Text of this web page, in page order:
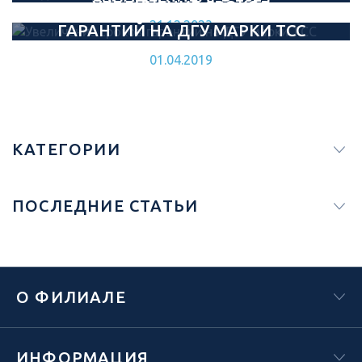
21.12.2023
УВЕЛИЧЕНИЕ СРОКОВ
ГАРАНТИЙ НА ДГУ МАРКИ ТСС
01.04.2019
КАТЕГОРИИ
ПОСЛЕДНИЕ СТАТЬИ
О ФИЛИАЛЕ
ИНФОРМАЦИЯ